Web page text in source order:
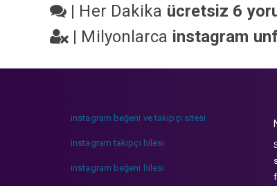
| Her Dakika ücretsiz 6
| Milyonlarca instagram
instagram beğeni ve takipçi sitesi
instagram takipçi hilesi
instagram beğeni hilesi